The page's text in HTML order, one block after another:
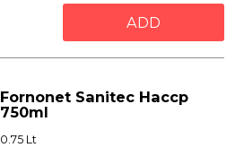
ADD
Fornonet Sanitec Haccp
750ml
0.75 Lt